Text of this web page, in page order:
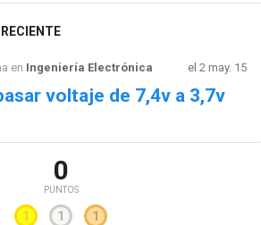
en Ingeniería Electrónica el 2 may. 15
voltaje de 7,4v a 3,7v
0
PUNTOS
1 1 1